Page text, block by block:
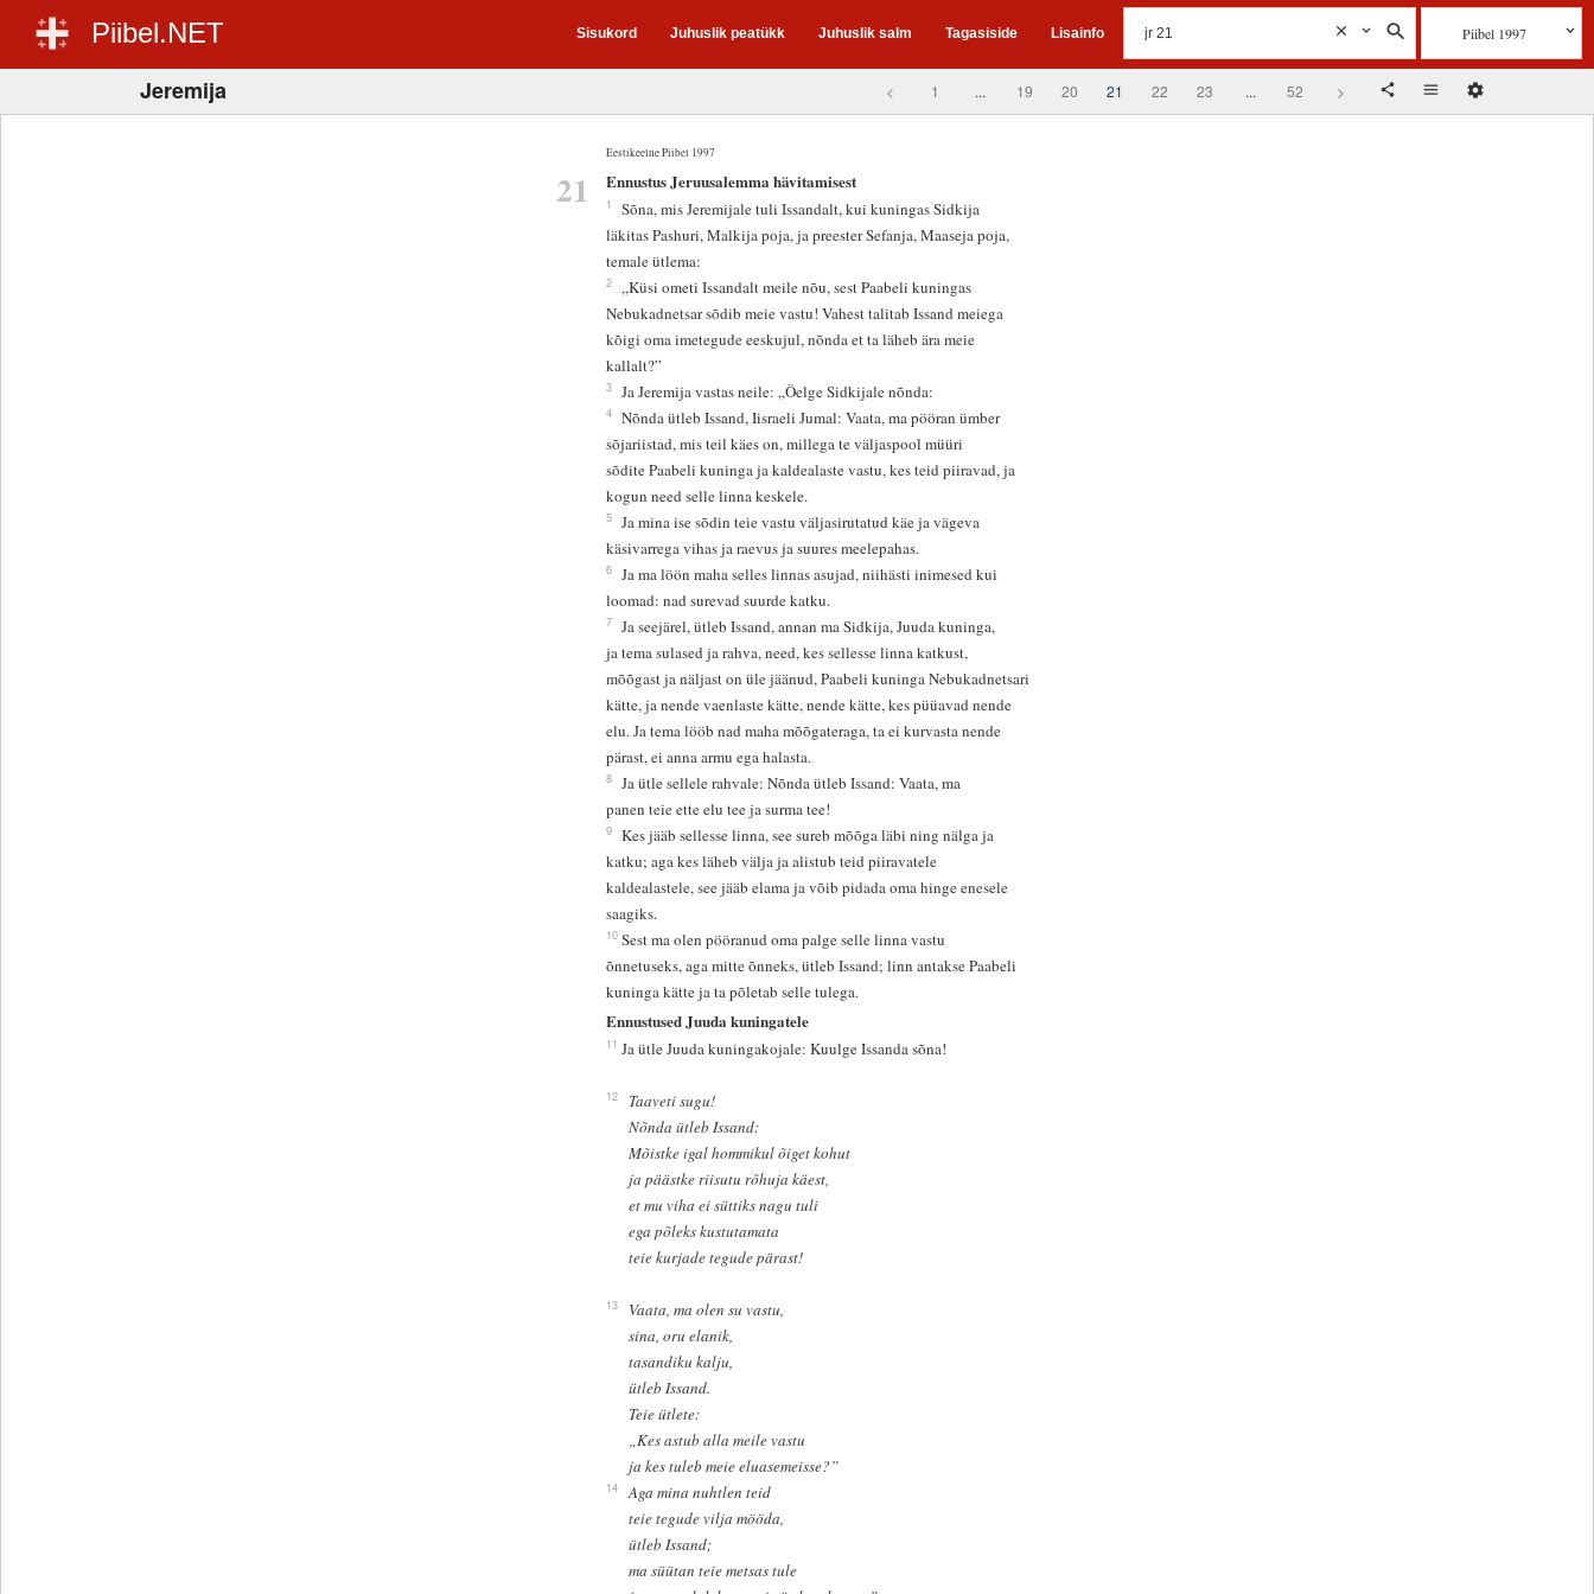
Piibel.NET Sisukord Juhuslik peatükk Juhuslik salm Tagasiside Lisainfo Piibel 1997
Jeremija < 1 ... 19 20 21 22 23 ... 52 >
Eestikeelne Piibel 1997
21 Ennustus Jeruusalemma hävitamisest
1
Sõna, mis Jeremijale tuli Issandalt, kui kuningas Sidkija
läkitas Pashuri, Malkija poja, ja preester Sefanja, Maaseja poja,
temale ütlema:
2
„Küsi ometi Issandalt meile nõu, sest Paabeli kuningas
Nebukadnetsar sõdib meie vastu! Vahest talitab Issand meiega
kõigi oma imetegude eeskujul, nõnda et ta läheb ära meie
kallalt?”
3 Ja Jeremija vastas neile: „Öelge Sidkijale nõnda:
4
Nõnda ütleb Issand, Iisraeli Jumal: Vaata, ma pööran ümber
sõjariistad, mis teil käes on, millega te väljaspool müüri
sõdite Paabeli kuninga ja kaldealaste vastu, kes teid piiravad, ja
kogun need selle linna keskele.
5
Ja mina ise sõdin teie vastu väljasirutatud käe ja vägeva
käsivarrega vihas ja raevus ja suures meelepahas.
6
Ja ma löön maha selles linnas asujad, niihästi inimesed kui
loomad: nad surevad suurde katku.
7
Ja seejärel, ütleb Issand, annan ma Sidkija, Juuda kuninga,
ja tema sulased ja rahva, need, kes sellesse linna katkust,
mõõgast ja näljast on üle jäänud, Paabeli kuninga Nebukadnetsari
kätte, ja nende vaenlaste kätte, nende kätte, kes püüavad nende
elu. Ja tema lööb nad maha mõõgateraga, ta ei kurvasta nende
pärast, ei anna armu ega halasta.
8
Ja ütle sellele rahvale: Nõnda ütleb Issand: Vaata, ma
panen teie ette elu tee ja surma tee!
9
Kes jääb sellesse linna, see sureb mõõga läbi ning nälga ja
katku; aga kes läheb välja ja alistub teid piiravatele
kaldealastele, see jääb elama ja võib pidada oma hinge enesele
saagiks.
10 Sest ma olen pööranud oma palge selle linna vastu
õnnetuseks, aga mitte õnneks, ütleb Issand; linn antakse Paabeli
kuninga kätte ja ta põletab selle tulega.
Ennustused Juuda kuningatele
11 Ja ütle Juuda kuningakojale: Kuulge Issanda sõna!
12
Taaveti sugu!
Nõnda ütleb Issand:
Mõistke igal hommikul õiget kohut
ja päästke riisutu rõhuja käest,
et mu viha ei süttiks nagu tuli
ega põleks kustutamata
teie kurjade tegude pärast!
13
Vaata, ma olen su vastu,
sina, oru elanik,
tasandiku kalju,
ütleb Issand.
Teie ütlete:
„Kes astub alla meile vastu
ja kes tuleb meie eluasemeisse?”
14
Aga mina nuhtlen teid
teie tegude vilja mööda,
ütleb Issand;
ma süütan teie metsas tule